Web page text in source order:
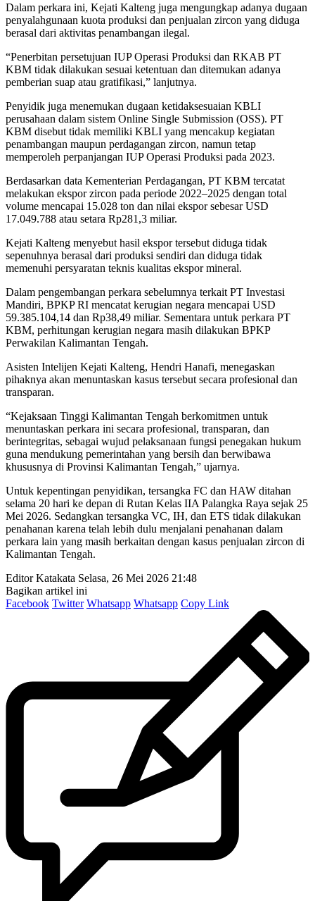
Dalam perkara ini, Kejati Kalteng juga mengungkap adanya dugaan
penyalahgunaan kuota produksi dan penjualan zircon yang diduga
berasal dari aktivitas penambangan ilegal.
“Penerbitan persetujuan IUP Operasi Produksi dan RKAB PT
KBM tidak dilakukan sesuai ketentuan dan ditemukan adanya
pemberian suap atau gratifikasi,” lanjutnya.
Penyidik juga menemukan dugaan ketidaksesuaian KBLI
perusahaan dalam sistem Online Single Submission (OSS). PT
KBM disebut tidak memiliki KBLI yang mencakup kegiatan
penambangan maupun perdagangan zircon, namun tetap
memperoleh perpanjangan IUP Operasi Produksi pada 2023.
Berdasarkan data Kementerian Perdagangan, PT KBM tercatat
melakukan ekspor zircon pada periode 2022–2025 dengan total
volume mencapai 15.028 ton dan nilai ekspor sebesar USD
17.049.788 atau setara Rp281,3 miliar.
Kejati Kalteng menyebut hasil ekspor tersebut diduga tidak
sepenuhnya berasal dari produksi sendiri dan diduga tidak
memenuhi persyaratan teknis kualitas ekspor mineral.
Dalam pengembangan perkara sebelumnya terkait PT Investasi
Mandiri, BPKP RI mencatat kerugian negara mencapai USD
59.385.104,14 dan Rp38,49 miliar. Sementara untuk perkara PT
KBM, perhitungan kerugian negara masih dilakukan BPKP
Perwakilan Kalimantan Tengah.
Asisten Intelijen Kejati Kalteng, Hendri Hanafi, menegaskan
pihaknya akan menuntaskan kasus tersebut secara profesional dan
transparan.
“Kejaksaan Tinggi Kalimantan Tengah berkomitmen untuk
menuntaskan perkara ini secara profesional, transparan, dan
berintegritas, sebagai wujud pelaksanaan fungsi penegakan hukum
guna mendukung pemerintahan yang bersih dan berwibawa
khususnya di Provinsi Kalimantan Tengah,” ujarnya.
Untuk kepentingan penyidikan, tersangka FC dan HAW ditahan
selama 20 hari ke depan di Rutan Kelas IIA Palangka Raya sejak 25
Mei 2026. Sedangkan tersangka VC, IH, dan ETS tidak dilakukan
penahanan karena telah lebih dulu menjalani penahanan dalam
perkara lain yang masih berkaitan dengan kasus penjualan zircon di
Kalimantan Tengah.
Editor Katakata Selasa, 26 Mei 2026 21:48
Bagikan artikel ini
Facebook Twitter Whatsapp Whatsapp Copy Link